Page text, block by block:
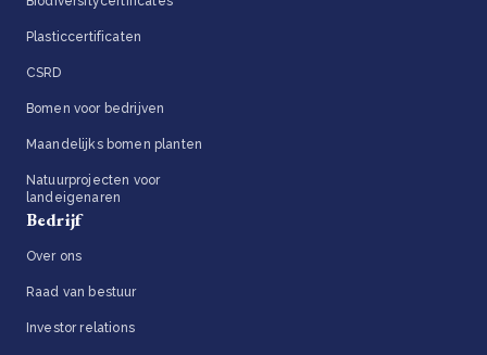
Plasticcertificaten
CSRD
Bomen voor bedrijven
Maandelijks bomen planten
Natuurprojecten voor
landeigenaren
Bedrijf
Over ons
Raad van bestuur
Investor relations